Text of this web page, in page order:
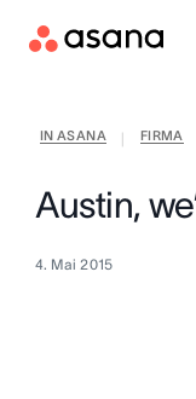
IN ASANA FIRMA
Austin,
4. Mai 2015